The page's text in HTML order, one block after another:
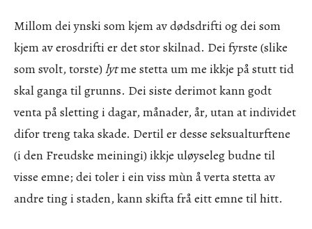
Millom dei ynski som kjem av dødsdrifti og dei som
kjem av erosdrifti er det stor skilnad. Dei fyrste (slike
som svolt, torste)lytme stetta um me ikkje på stutt tid
skal ganga til grunns. Dei siste derimot kann godt
venta på sletting i dagar, månader, år, utan at individet
difor treng taka skade. Dertil er desse seksualturftene
(i den Freudske meiningi) ikkje uløyseleg budne til
visse emne; dei toler i ein viss mùn å verta stetta av
andre ting i staden, kann skifta frå eitt emne til hitt.